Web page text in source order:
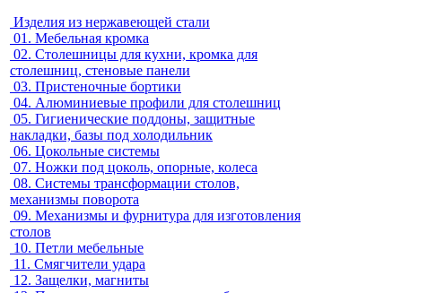
Изделия из нержавеющей стали
01. Мебельная кромка
02. Столешницы для кухни, кромка для
столешниц, стеновые панели
03. Пристеночные бортики
04. Алюминиевые профили для столешниц
05. Гигиенические поддоны, защитные
накладки, базы под холодильник
06. Цокольные системы
07. Ножки под цоколь, опорные, колеса
08. Системы трансформации столов,
механизмы поворота
09. Механизмы и фурнитура для изготовления
столов
10. Петли мебельные
11. Смягчители удара
12. Защелки, магниты